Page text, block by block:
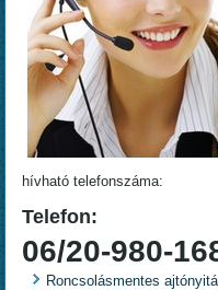
hívható telefonszáma:
Telefon:
06/20-980-
Roncsolásmentes